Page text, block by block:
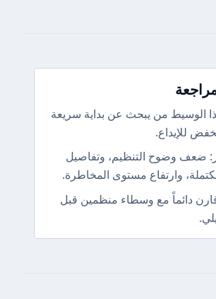
الوسيط من يبحث عن بداية سريعة
للإيداع.
ضعف وضوح التنظيم، وتفاصيل
وارتفاع مستوى المخاطرة.
قارن دائماً مع وسطاء منظمين قبل